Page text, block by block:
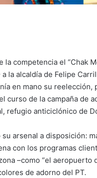
la competencia el “Chak
la alcaldía de Felipe
en mano su
curso de la campaña de
refugio anticiclónico de
arsenal a disposición:
con los programas
–como “el aeropuerto
de adorno del PT.